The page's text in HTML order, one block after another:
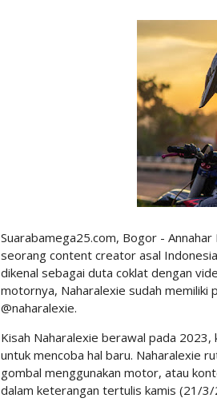
Suarabamega25.com, Bogor -
seorang content creator asal
dikenal sebagai duta coklat dengan
motornya, Naharalexie sudah memiliki
@naharalexie.
Kisah Naharalexie berawal pada
untuk mencoba hal baru. Naharalexie
gombal menggunakan motor, atau
dalam keterangan tertulis kamis (21/3/